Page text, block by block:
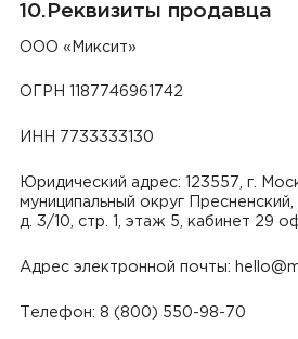
10.Реквизиты продавца
ООО «Миксит»
ОГРН 1187746961742
ИНН 7733333130
Юридический адрес: 123557, г.
муниципальный округ Пресненский,
д. 3/10, стр. 1, этаж 5, кабинет 29
Адрес электронной почты:
Телефон: 8 (800) 550-98-70